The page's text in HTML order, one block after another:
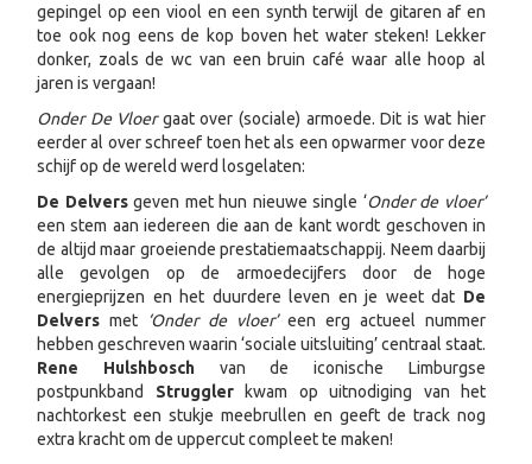
gepingel op een viool en een synth terwijl de gitaren af en
toe ook nog eens de kop boven het water steken! Lekker
donker, zoals de wc van een bruin café waar alle hoop al
jaren is vergaan!
Onder De Vloergaat over (sociale) armoede. Dit is wat hier
eerder al over schreef toen het als een opwarmer voor deze
schijf op de wereld werd losgelaten:
De Delversgeven met hun nieuwe single ‘Onder de vloer’
een stem aan iedereen die aan de kant wordt geschoven in
de altijd maar groeiende prestatiemaatschappij. Neem daarbij
alle gevolgen op de armoedecijfers door de hoge
energieprijzen en het duurdere leven en je weet dat De
Delvers met ‘Onder de vloer’ een erg actueel nummer
hebben geschreven waarin ‘sociale uitsluiting’ centraal staat.
Rene Hulshboschvan de iconische Limburgse
postpunkband Struggler
kwam op uitnodiging van het
nachtorkest een stukje meebrullen en geeft de track nog
extra kracht om de uppercut compleet te maken!